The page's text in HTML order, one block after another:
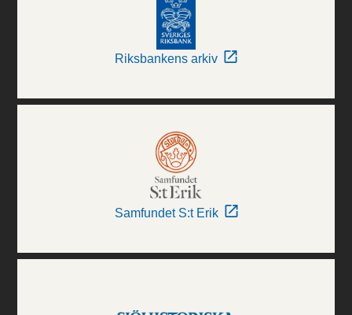
Riksbankens arkiv
Samfundet S:t Erik